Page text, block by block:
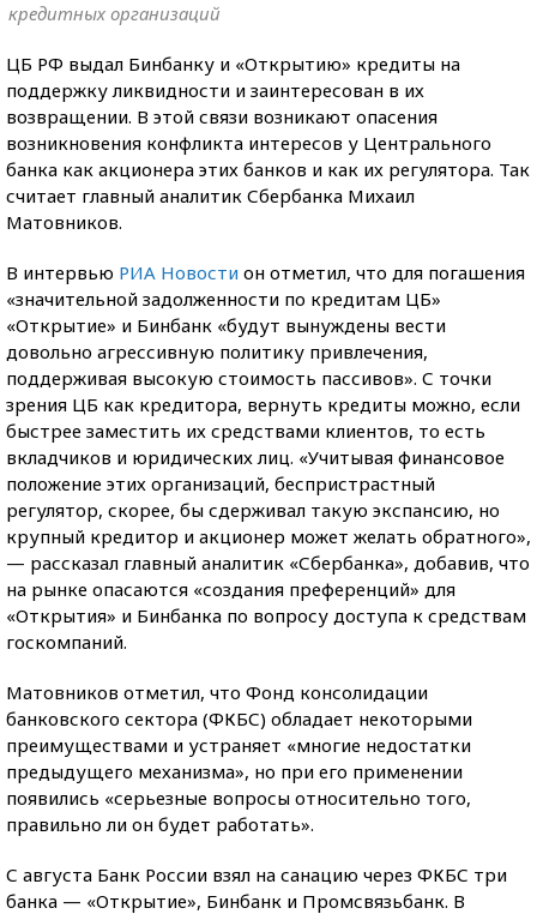
кредитных организаций
ЦБ РФ выдал Бинбанку и «Открытию» кредиты на
поддержку ликвидности и заинтересован в их
возвращении. В этой связи возникают опасения
возникновения конфликта интересов у Центрального
банка как акционера этих банков и как их регулятора. Так
считает главный аналитик Сбербанка Михаил
Матовников.
В интервью РИА Новости он отметил, что для погашения
«значительной задолженности по кредитам ЦБ»
«Открытие» и Бинбанк «будут вынуждены вести
довольно агрессивную политику привлечения,
поддерживая высокую стоимость пассивов». С точки
зрения ЦБ как кредитора, вернуть кредиты можно, если
быстрее заместить их средствами клиентов, то есть
вкладчиков и юридических лиц. «Учитывая финансовое
положение этих организаций, беспристрастный
регулятор, скорее, бы сдерживал такую экспансию, но
крупный кредитор и акционер может желать обратного»,
— рассказал главный аналитик «Сбербанка», добавив, что
на рынке опасаются «создания преференций» для
«Открытия» и Бинбанка по вопросу доступа к средствам
госкомпаний.
Матовников отметил, что Фонд консолидации
банковского сектора (ФКБС) обладает некоторыми
преимуществами и устраняет «многие недостатки
предыдущего механизма», но при его применении
появились «серьезные вопросы относительно того,
правильно ли он будет работать».
С августа Банк России взял на санацию через ФКБС три
банка — «Открытие», Бинбанк и Промсвязьбанк. В